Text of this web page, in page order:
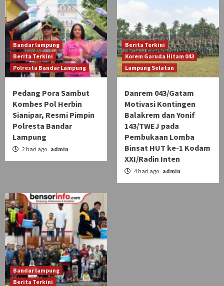
Bandar lampung
Berita Terkini
Polresta Bandar Lampung
Pedang Pora Sambut
Kombes Pol Herbin
Sianipar, Resmi Pimpin
Polresta Bandar
Lampung
2 hari ago admin
Berita Terkini
Korem Garuda Hitam 043
Lampung Selatan
Danrem 043/Gatam
Motivasi Kontingen
Balakrem dan Yonif
143/TWEJ pada
Pembukaan Lomba
Binsat HUT ke-1 Kodam
XXI/Radin Inten
4 hari ago admin
Bandar lampung
Berita Terkini